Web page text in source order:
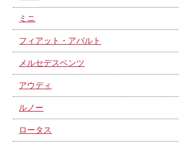
ミニ
フィアット・アバルト
メルセデスベンツ
アウディ
ルノー
ロータス